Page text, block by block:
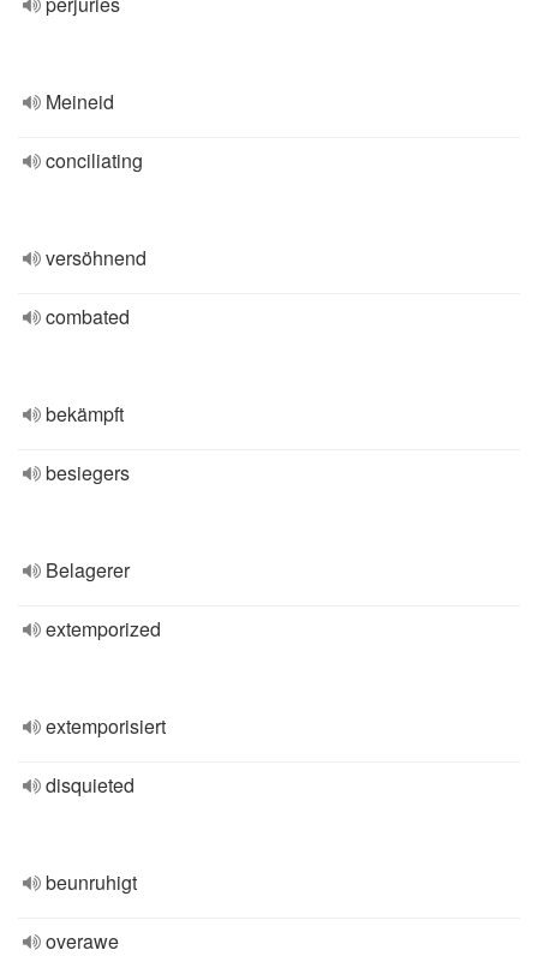
Meineid
conciliating
versöhnend
combated
bekämpft
besiegers
Belagerer
extemporized
extemporisiert
disquieted
beunruhigt
overawe